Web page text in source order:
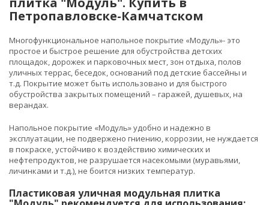
Петропавловске-Камчатском
Многофункциональное напольное покрытие «Модуль»- это
простое и быстрое решение для обустройства детских
площадок, дорожек и парковочных мест, зон отдыха, полов
уличных террас, беседок, оснований под детские бассейны и
т.д. Покрытие может быть использовано и для быстрого
обустройства закрытых помещений – гаражей, душевых, на
верандах.
Напольное покрытие «Модуль» удобно и надежно в
эксплуатации, не подвержено гниению, коррозии, не нуждается
в покраске, устойчиво к воздействию химических и
нефтепродуктов, не разрушается насекомыми (муравьями,
личинками и т.д.), не боится низких температур.
Пластиковая уличная модульная плитка